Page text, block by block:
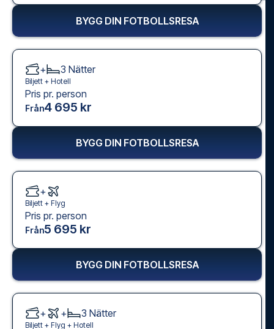
BYGG DIN FOTBOLLSRESA
+ 3 Nätter
Biljett + Hotell
Pris pr. person
Från4 695 kr
BYGG DIN FOTBOLLSRESA
+
Biljett + Flyg
Pris pr. person
Från5 695 kr
BYGG DIN FOTBOLLSRESA
+ + 3 Nätter
Biljett + Flyg + Hotell